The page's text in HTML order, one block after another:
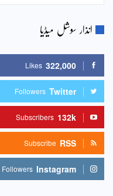
انذار سوشل میڈیا
322,000
Likes
Twitter
Followers
132k
Subscribers
RSS
Subscribe
Instagram
Followers